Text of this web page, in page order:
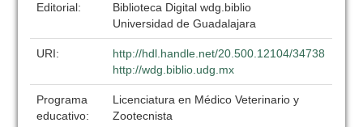
Editorial:
Biblioteca Digital wdg.biblio
Universidad de Guadalajara
URI:
http://hdl.handle.net/20.500.12104/34738
http://wdg.biblio.udg.mx
Programa
educativo:
Licenciatura en Médico Veterinario y
Zootecnista